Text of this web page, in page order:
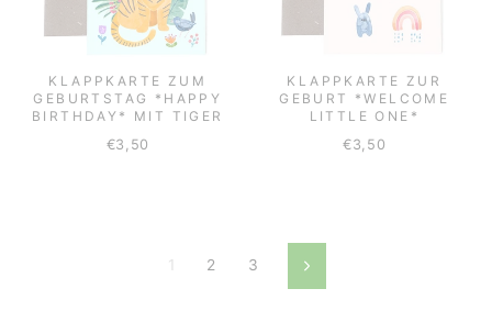
KLAPPKARTE ZUM
GEBURTSTAG *HAPPY
BIRTHDAY* MIT TIGER
€3,50
KLAPPKARTE ZUR
GEBURT *WELCOME
LITTLE ONE*
€3,50
1 2 3 Vorwärts